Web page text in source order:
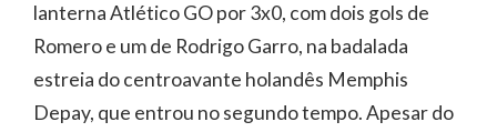
lanterna Atlético GO por 3x0, com dois gols de
Romero e um de Rodrigo Garro, na badalada
estreia do centroavante holandês Memphis
Depay, que entrou no segundo tempo. Apesar do